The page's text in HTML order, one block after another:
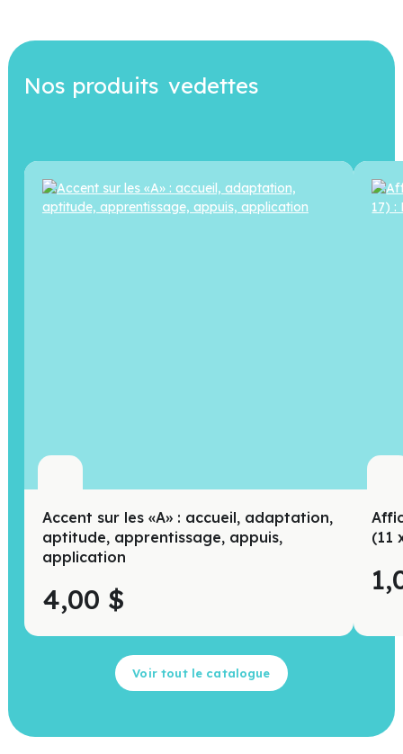
Nos produits vedettes
Accent sur les «A» : accueil, adaptation,
aptitude, apprentissage, appuis,
application
4,00 $
(11
Voir tout le catalogue